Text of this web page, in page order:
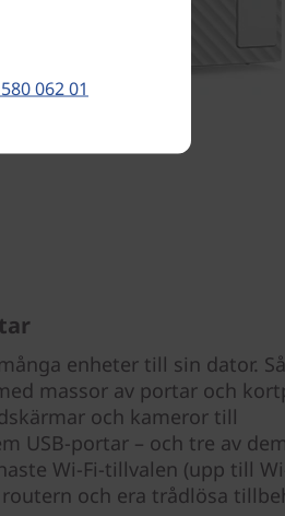
enheter till sin dator.
massor av portar och
och kameror till
USB-portar – och tre av
Wi-Fi-tillvalen (upp till
och era trådlösa
062 01